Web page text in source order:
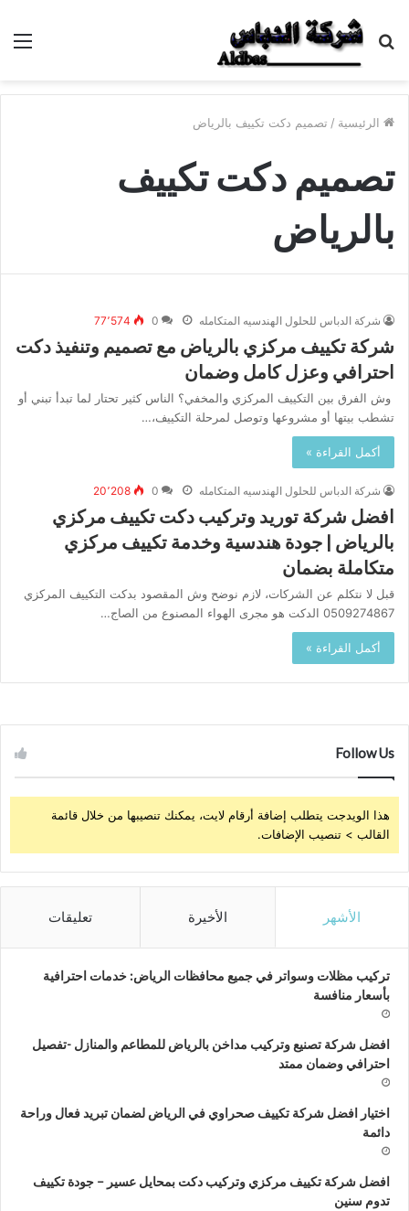
بحث
عن
الرئيسية / تصميم دكت تكييف بالرياض
تصميم دكت تكييف
بالرياض
شركة الدباس للحلول الهندسيه المتكامله 0 77٬574
شركة تكييف مركزي بالرياض مع تصميم وتنفيذ دكت
احترافي وعزل كامل وضمان
وش الفرق بين التكييف المركزي والمخفي؟ الناس كثير تحتار لما تبدأ تبني أو
تشطب بيتها أو مشروعها وتوصل لمرحلة التكييف،…
أكمل القراءة »
شركة الدباس للحلول الهندسيه المتكامله 0 20٬208
افضل شركة توريد وتركيب دكت تكييف مركزي
بالرياض | جودة هندسية وخدمة تكييف مركزي
متكاملة بضمان
قبل لا نتكلم عن الشركات، لازم نوضح وش المقصود بدكت التكييف المركزي
0509274867 الدكت هو مجرى الهواء المصنوع من الصاج…
أكمل القراءة »
Follow Us
هذا الويدجت يتطلب إضافة أرقام لايت، يمكنك تنصيبها من خلال قائمة
القالب > تنصيب الإضافات.
الأشهر الأخيرة تعليقات
تركيب مظلات وسواتر في جميع محافظات الرياض: خدمات احترافية
بأسعار منافسة
افضل شركة تصنيع وتركيب مداخن بالرياض للمطاعم والمنازل -تفصيل
احترافي وضمان ممتد
اختيار افضل شركة تكييف صحراوي في الرياض لضمان تبريد فعال وراحة
دائمة
افضل شركة تكييف مركزي وتركيب دكت بمحايل عسير – جودة تكييف
تدوم سنين